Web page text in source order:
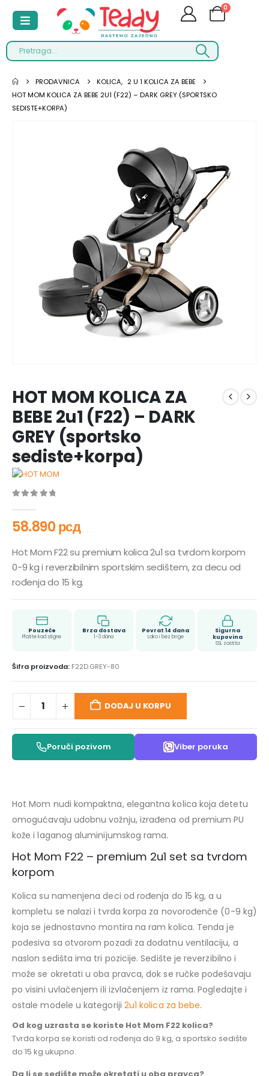
0
PRODAVNICA KOLICA, 2 U 1 KOLICA ZA BEBE
HOT MOM KOLICA ZA BEBE 2U1 (F22) – DARK GREY (SPORTSKO
SEDISTE+KORPA)
HOT MOM KOLICA ZA
BEBE 2u1 (F22) – DARK
GREY (sportsko
sediste+korpa)
58.890рсд
Hot Mom F22 su premium kolica 2u1 sa tvrdom korpom
0-9 kg i reverzibilnim sportskim sedištem, za decu od
rođenja do 15 kg.
Pouzeće
Platite kad stigne
Brza dostava
1–3 dana
Povrat 14 dana
Lako i bez brige
Sigurna
kupovina
SSL zaštita
Šifra proizvoda: F22D.GREY-80
DODAJ U KORPU
Poruči pozivom Viber poruka
Hot Mom nudi kompaktna, elegantna kolica koja detetu
omogućavaju udobnu vožnju, izrađena od premium PU
kože i laganog aluminijumskog rama.
Hot Mom F22 – premium 2u1 set sa tvrdom
korpom
Kolica su namenjena deci od rođenja do 15 kg, a u
kompletu se nalazi i tvrda korpa za novorođenče (0-9 kg)
koja se jednostavno montira na ram kolica. Tenda je
podesiva sa otvorom pozadi za dodatnu ventilaciju, a
naslon sedišta ima tri pozicije. Sedište je reverzibilno i
može se okretati u oba pravca, dok se ručke podešavaju
po visini uvlačenjem ili izvlačenjem iz rama. Pogledajte i
ostale modele u kategoriji 2u1 kolica za bebe.
Od kog uzrasta se koriste Hot Mom F22 kolica?
Tvrda korpa se koristi od rođenja do 9 kg, a sportsko sedište
do 15 kg ukupno.